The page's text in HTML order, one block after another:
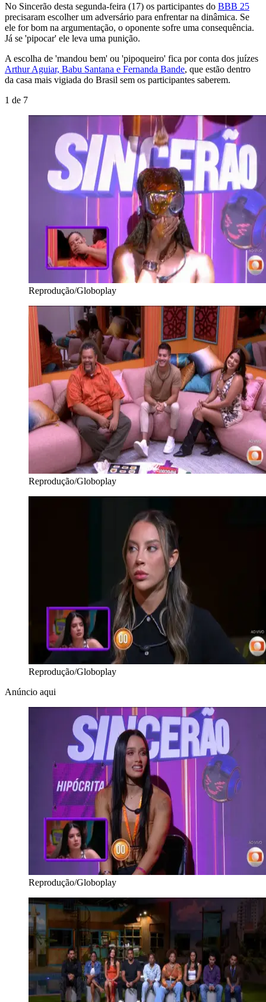
No Sincerão desta segunda-feira (17) os participantes do BBB 25
precisaram escolher um adversário para enfrentar na dinâmica. Se
ele for bom na argumentação, o oponente sofre uma consequência.
Já se 'pipocar' ele leva uma punição.
A escolha de 'mandou bem' ou 'pipoqueiro' fica por conta dos juízes
Arthur Aguiar, Babu Santana e Fernanda Bande, que estão dentro
da casa mais vigiada do Brasil sem os participantes saberem.
1 de 7
Reprodução/Globoplay
Reprodução/Globoplay
Reprodução/Globoplay
Anúncio aqui
Reprodução/Globoplay